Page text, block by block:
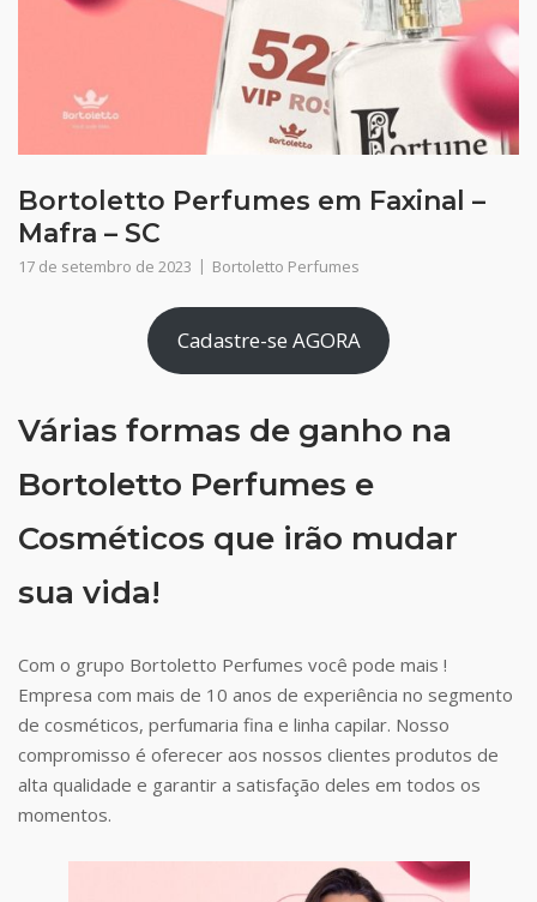
Bortoletto Perfumes em Faxinal –
Mafra – SC
17 de setembro de 2023 Bortoletto Perfumes
Cadastre-se AGORA
Várias formas de ganho na
Bortoletto Perfumes e
Cosméticos que irão mudar
sua vida!
Com o grupo Bortoletto Perfumes você pode mais !
Empresa com mais de 10 anos de experiência no segmento
de cosméticos, perfumaria fina e linha capilar. Nosso
compromisso é oferecer aos nossos clientes produtos de
alta qualidade e garantir a satisfação deles em todos os
momentos.